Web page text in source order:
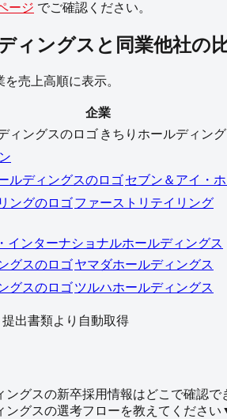
ージ でご確認ください。
ィングス と同業他社の
売上高順に表示。
企業
きちりホールディン
セブン＆アイ・
ファーストリテイリング
インターナショナルホールディングス
ヤマダホールディングス
ツルハホールディングス
出書類より自動取得
ングスの新卒採用情報はどこで確認で
ングスの選考フローを教えてください